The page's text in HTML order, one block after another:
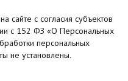
с согласия субъектов
с 152 ФЗ «О Персональных
персональных
не установлены.